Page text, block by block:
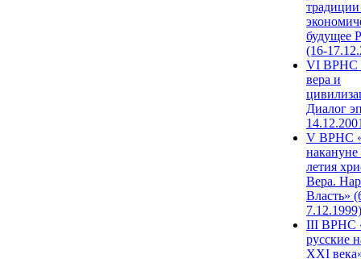
будущее
(16-
VI ВРНС
вера и
Диалог
V ВРНС
накануне
летия
Вера.
Власть»
7.12.1999)
III ВРНС
русские
XXI